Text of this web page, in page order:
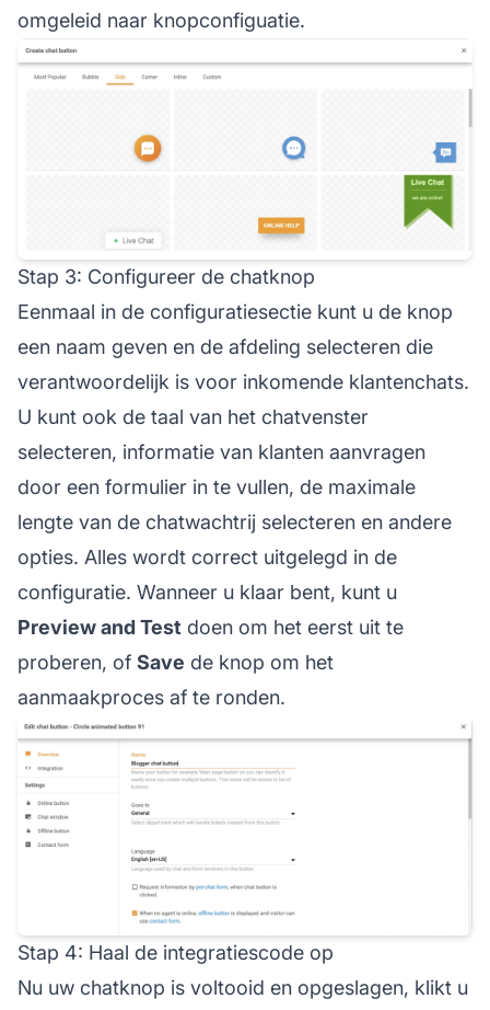
omgeleid naar knopconfiguatie.
Stap 3: Configureer de chatknop
Eenmaal in de configuratiesectie kunt u de knop
een naam geven en de afdeling selecteren die
verantwoordelijk is voor inkomende klantenchats.
U kunt ook de taal van het chatvenster
selecteren, informatie van klanten aanvragen
door een formulier in te vullen, de maximale
lengte van de chatwachtrij selecteren en andere
opties. Alles wordt correct uitgelegd in de
configuratie. Wanneer u klaar bent, kunt u
Preview and Test doen om het eerst uit te
proberen, of Save de knop om het
aanmaakproces af te ronden.
Stap 4: Haal de integratiescode op
Nu uw chatknop is voltooid en opgeslagen, klikt u